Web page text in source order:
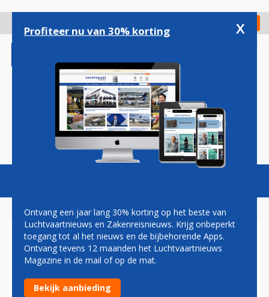
gaan
Check in
Magazine Podcasts Vacatures
KLM CITYHOPPER ZET OP
ROTTERDAM LUXE
STRAALVLIEGTUIG IN
Profiteer nu van 30% korting x
Ontvang een jaar lang 30% korting op het beste van
Luchtvaartnieuws en Zakenreisnieuws. Krijg onbeperkt
toegang tot al het nieuws en de bijbehorende Apps.
Ontvang tevens 12 maanden het Luchtvaartnieuws
Magazine in de mail of op de mat.
Bekijk aanbieding